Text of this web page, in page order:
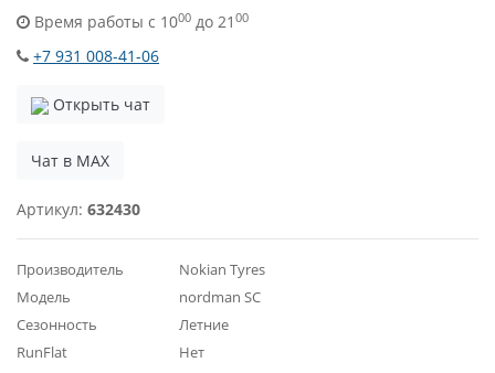
Время работы с 1000 до 21 00
+7 931 008-41-06
Открыть чат
Чат в MAX
Артикул: 632430
Производитель
Nokian Tyres
Модель
nordman SC
Сезонность
Летние
RunFlat
Нет